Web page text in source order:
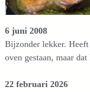
6 juni 2008
Bijzonder lekker.
oven gestaan, maar
22 februari 2026